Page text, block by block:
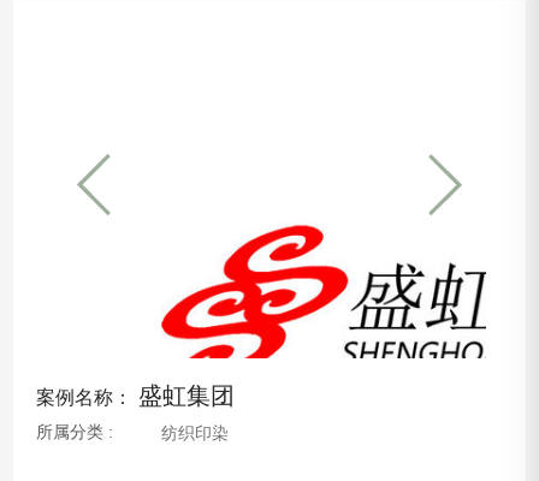
案例名称： 盛虹集团
所属分类 : 纺织印染